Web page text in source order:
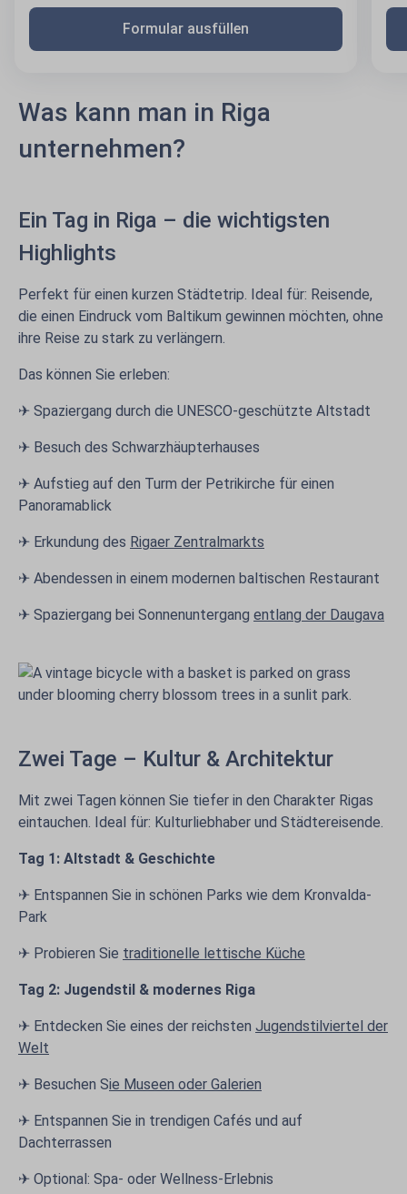
Formular ausfüllen
Was kann man in Riga
unternehmen?
Ein Tag in Riga – die wichtigsten
Highlights
Perfekt für einen kurzen Städtetrip. Ideal für: Reisende,
die einen Eindruck vom Baltikum gewinnen möchten, ohne
ihre Reise zu stark zu verlängern.
Das können Sie erleben:
✈ Spaziergang durch die UNESCO-geschützte Altstadt
✈ Besuch des Schwarzhäupterhauses
✈ Aufstieg auf den Turm der Petrikirche für einen
Panoramablick
✈ Erkundung des Rigaer Zentralmarkts
✈ Abendessen in einem modernen baltischen Restaurant
✈ Spaziergang bei Sonnenuntergang entlang der Daugava
Zwei Tage – Kultur & Architektur
Mit zwei Tagen können Sie tiefer in den Charakter Rigas
eintauchen. Ideal für: Kulturliebhaber und Städtereisende.
Tag 1: Altstadt & Geschichte
✈ Entspannen Sie in schönen Parks wie dem Kronvalda-
Park
✈ Probieren Sie traditionelle lettische Küche
Tag 2: Jugendstil & modernes Riga
✈ Entdecken Sie eines der reichsten Jugendstilviertel der
Welt
✈ Besuchen Sie Museen oder Galerien
✈ Entspannen Sie in trendigen Cafés und auf
Dachterrassen
✈ Optional: Spa- oder Wellness-Erlebnis